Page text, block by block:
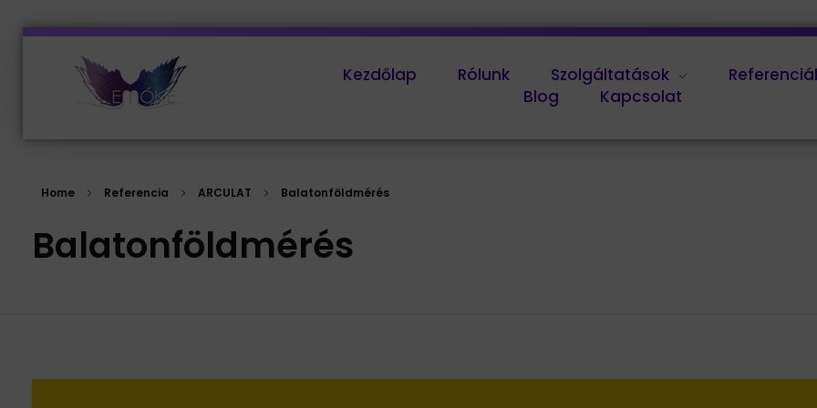
Kezdőlap Rólunk Szolgáltatások
Blog
Kapcsolat
Home Referencia ARCULAT Balatonföldmérés
Balatonföldmérés